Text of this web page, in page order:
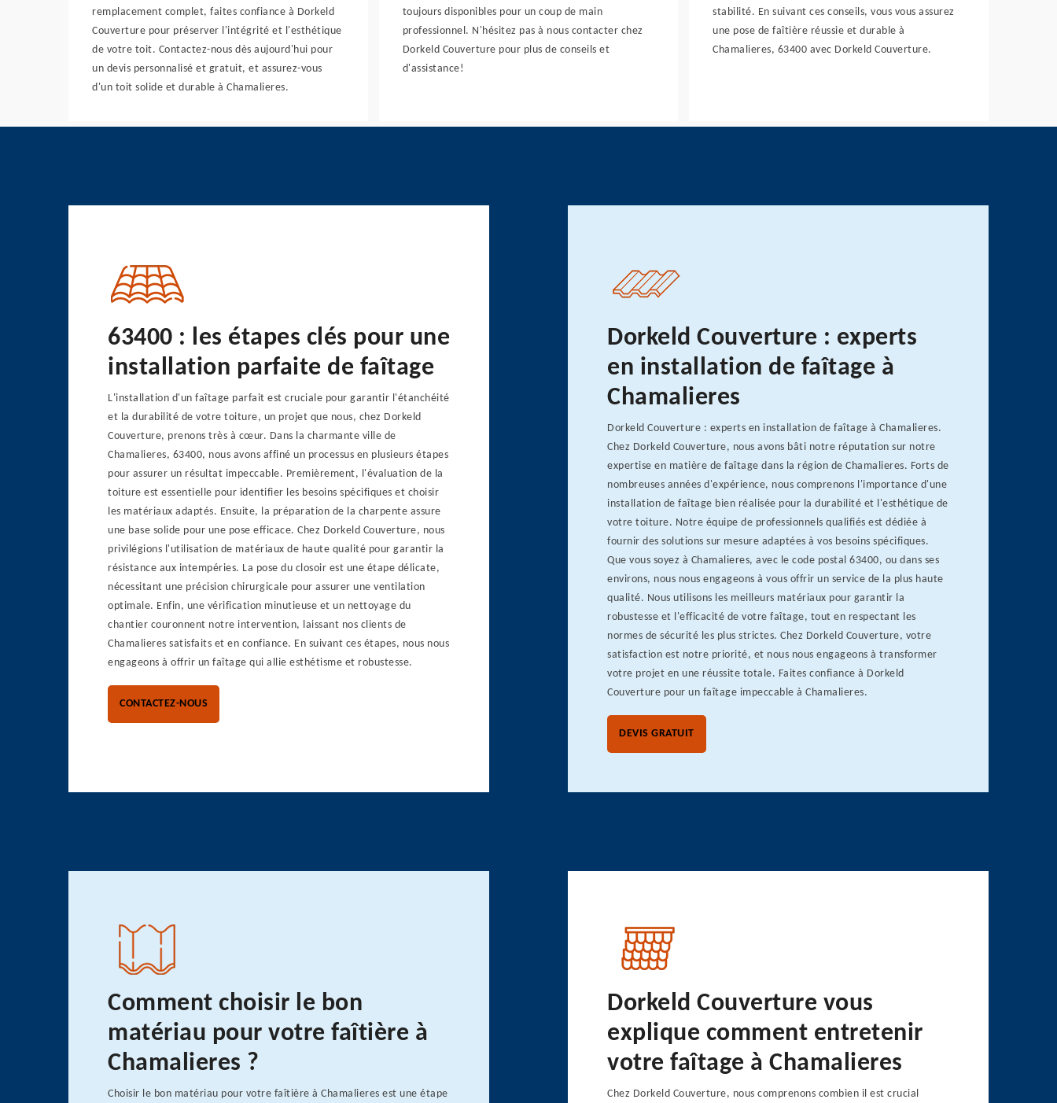
remplacement complet, faites confiance à Dorkeld
Couverture pour préserver l'intégrité et l'esthétique
de votre toit. Contactez-nous dès aujourd'hui pour
un devis personnalisé et gratuit, et assurez-vous
d'un toit solide et durable à Chamalieres.
toujours disponibles pour un coup de main
professionnel. N'hésitez pas à nous contacter chez
Dorkeld Couverture pour plus de conseils et
d'assistance!
stabilité. En suivant ces conseils, vous vous assurez
une pose de faîtière réussie et durable à
Chamalieres, 63400 avec Dorkeld Couverture.
63400 : les étapes clés pour une
installation parfaite de faîtage
L'installation d'un faîtage parfait est cruciale pour garantir l'étanchéité
et la durabilité de votre toiture, un projet que nous, chez Dorkeld
Couverture, prenons très à cœur. Dans la charmante ville de
Chamalieres, 63400, nous avons affiné un processus en plusieurs étapes
pour assurer un résultat impeccable. Premièrement, l'évaluation de la
toiture est essentielle pour identifier les besoins spécifiques et choisir
les matériaux adaptés. Ensuite, la préparation de la charpente assure
une base solide pour une pose efficace. Chez Dorkeld Couverture, nous
privilégions l'utilisation de matériaux de haute qualité pour garantir la
résistance aux intempéries. La pose du closoir est une étape délicate,
nécessitant une précision chirurgicale pour assurer une ventilation
optimale. Enfin, une vérification minutieuse et un nettoyage du
chantier couronnent notre intervention, laissant nos clients de
Chamalieres satisfaits et en confiance. En suivant ces étapes, nous nous
engageons à offrir un faîtage qui allie esthétisme et robustesse.
CONTACTEZ-NOUS
Dorkeld Couverture : experts
en installation de faîtage à
Chamalieres
Dorkeld Couverture : experts en installation de faîtage à Chamalieres.
Chez Dorkeld Couverture, nous avons bâti notre réputation sur notre
expertise en matière de faîtage dans la région de Chamalieres. Forts de
nombreuses années d'expérience, nous comprenons l'importance d'une
installation de faîtage bien réalisée pour la durabilité et l'esthétique de
votre toiture. Notre équipe de professionnels qualifiés est dédiée à
fournir des solutions sur mesure adaptées à vos besoins spécifiques.
Que vous soyez à Chamalieres, avec le code postal 63400, ou dans ses
environs, nous nous engageons à vous offrir un service de la plus haute
qualité. Nous utilisons les meilleurs matériaux pour garantir la
robustesse et l'efficacité de votre faîtage, tout en respectant les
normes de sécurité les plus strictes. Chez Dorkeld Couverture, votre
satisfaction est notre priorité, et nous nous engageons à transformer
votre projet en une réussite totale. Faites confiance à Dorkeld
Couverture pour un faîtage impeccable à Chamalieres.
DEVIS GRATUIT
Comment choisir le bon
matériau pour votre faîtière à
Chamalieres ?
Choisir le bon matériau pour votre faîtière à Chamalieres est une étape
Dorkeld Couverture vous
explique comment entretenir
votre faîtage à Chamalieres
Chez Dorkeld Couverture, nous comprenons combien il est crucial